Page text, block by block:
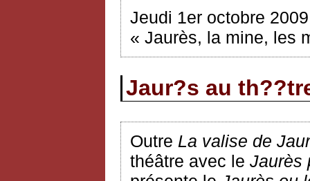
Jeudi 1er octobre
« Jaurès, la mine, les
Jaur?s au
Outre La valise de
théâtre avec le Jaurès